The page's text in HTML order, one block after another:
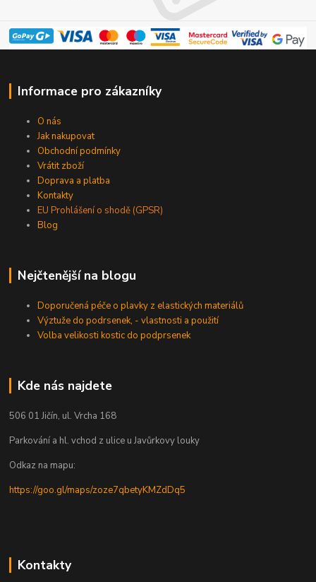
Informace pro zákazníky
O nás
Jak nakupovat
Obchodní podmínky
Vrátit zboží
Doprava a platba
Kontakty
EU Prohlášení o shodě (GPSR)
Blog
Nejčtenější na blogu
Doporučená péče o plavky z elastických materiálů
Výztuže do podrsenek, - vlastnosti a použití
Volba velikosti kostic do podprsenek
Kde nás najdete
506 01 Jičín, ul. Vrcha 168
Parkování a hl. vchod z ulice u Javůrkovy louky
Odkaz na mapu:
https://goo.gl/maps/zoze7qbetyKMZdDq5
Kontakty